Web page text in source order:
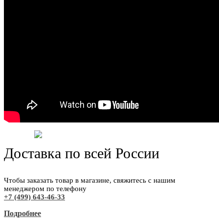
Доставка по всей России
Чтобы заказать товар в магазине, свяжитесь с нашим
менеджером по телефону
+7 (499) 643-46-33
Подробнее